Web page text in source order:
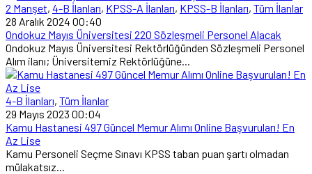
2 Manşet, 4-B İlanları, KPSS-A İlanları, KPSS-B İlanları, Tüm İlanlar
28 Aralık 2024 00:40
Ondokuz Mayıs Üniversitesi 220 Sözleşmeli Personel Alacak
Ondokuz Mayıs Üniversitesi Rektörlüğünden Sözleşmeli Personel
Alım ilanı; Üniversitemiz Rektörlüğüne...
4-B İlanları, Tüm İlanlar
29 Mayıs 2023 00:04
Kamu Hastanesi 497 Güncel Memur Alımı Online Başvuruları! En
Az Lise
Kamu Personeli Seçme Sınavı KPSS taban puan şartı olmadan
mülakatsız...